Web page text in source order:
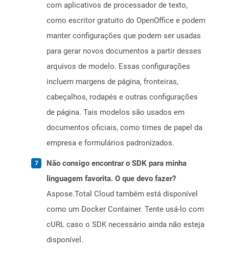
com aplicativos de processador de texto,
como escritor gratuito do OpenOffice e podem
manter configurações que podem ser usadas
para gerar novos documentos a partir desses
arquivos de modelo. Essas configurações
incluem margens de página, fronteiras,
cabeçalhos, rodapés e outras configurações
de página. Tais modelos são usados ​​em
documentos oficiais, como times de papel da
empresa e formulários padronizados.
Não consigo encontrar o SDK para minha
linguagem favorita. O que devo fazer?
Aspose.Total Cloud também está disponível
como um Docker Container. Tente usá-lo com
cURL caso o SDK necessário ainda não esteja
disponível.